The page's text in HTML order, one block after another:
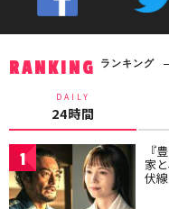
RANKING ランキング
DAILY
24時間
1 『
家
伏